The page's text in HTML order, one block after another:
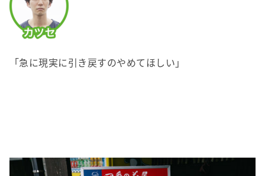
「急に現実に引き戻すのやめてほしい」